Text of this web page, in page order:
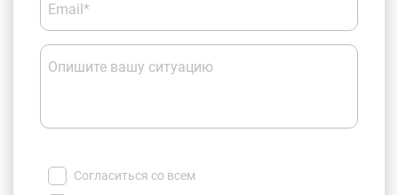
Email*
Опишите вашу ситуацию
Согласиться со всем